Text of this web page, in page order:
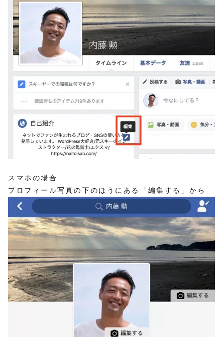
スマホの場合
プロフィール写真の下のほうにある「編集する」から